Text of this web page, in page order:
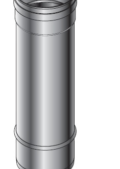
Downloads
Academy